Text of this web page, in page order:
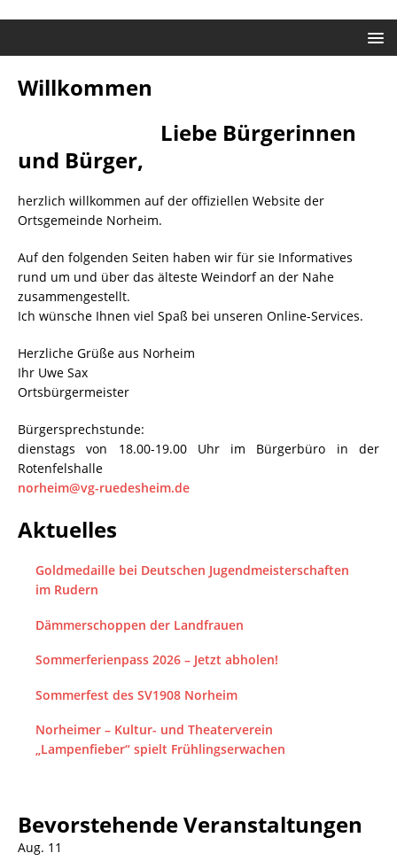
Willkommen
Liebe Bürgerinnen
und Bürger,
herzlich willkommen auf der offiziellen Website der
Ortsgemeinde Norheim.
Auf den folgenden Seiten haben wir für sie Informatives
rund um und über das älteste Weindorf an der Nahe
zusammengestellt.
Ich wünsche Ihnen viel Spaß bei unseren Online-Services.
Herzliche Grüße aus Norheim
Ihr Uwe Sax
Ortsbürgermeister
Bürgersprechstunde:
dienstags von 18.00-19.00 Uhr im Bürgerbüro in der
Rotenfelshalle
norheim@vg-ruedesheim.de
Aktuelles
Goldmedaille bei Deutschen Jugendmeisterschaften
im Rudern
Dämmerschoppen der Landfrauen
Sommerferienpass 2026 – Jetzt abholen!
Sommerfest des SV1908 Norheim
Norheimer – Kultur- und Theaterverein
„Lampenfieber“ spielt Frühlingserwachen
Bevorstehende Veranstaltungen
Aug. 11